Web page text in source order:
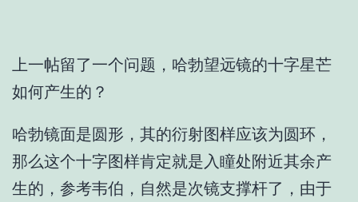
上一帖留了一个问题，哈勃望远镜的十字星芒
如何产生的？
哈勃镜面是圆形，其的衍射图样应该为圆环，
那么这个十字图样肯定就是入瞳处附近其余产
生的，参考韦伯，自然是次镜支撑杆了，由于